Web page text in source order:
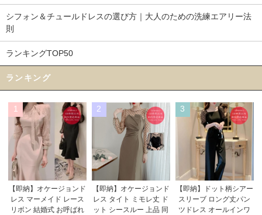
シフォン＆チュールドレスの選び方｜大人のための洗練エアリー法
則
ランキングTOP50
ランキング
1
【即納】オケージョンド
レス マーメイド レース
リボン 結婚式 お呼ばれ
2
【即納】オケージョンド
レス タイト ミモレ丈 ド
ット シースルー 上品 同
3
【即納】ドット柄シアー
スリーブ ロング丈パン
ツドレス オールインワ